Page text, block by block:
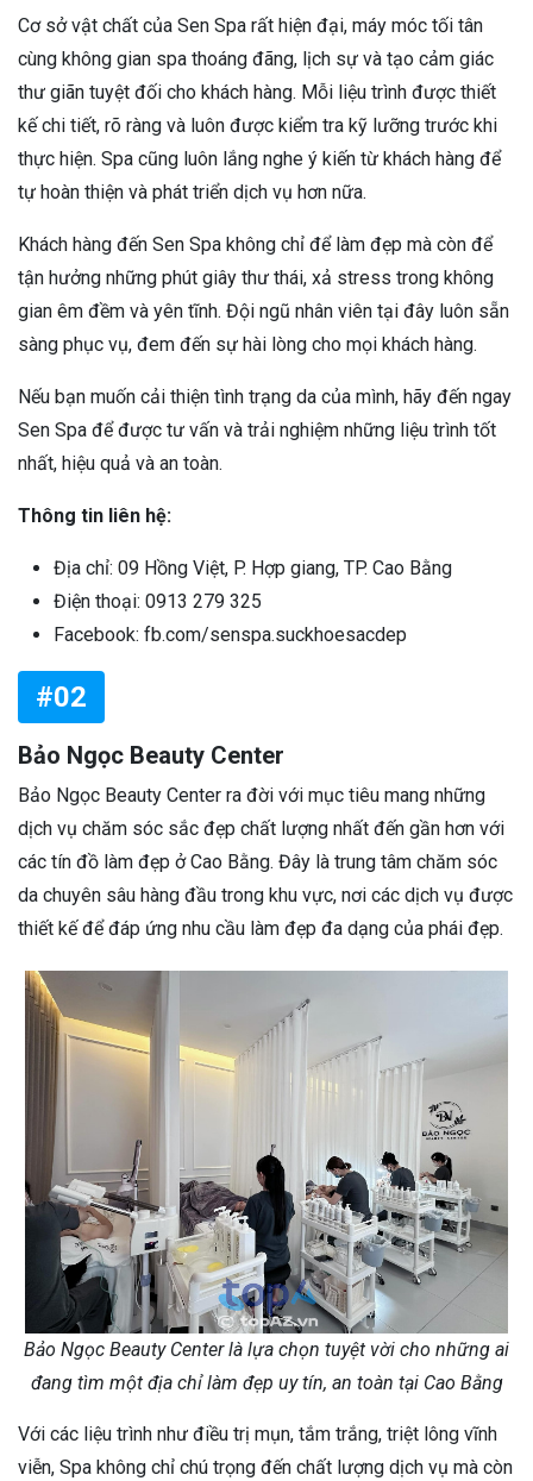
Cơ sở vật chất của Sen Spa rất hiện đại, máy móc tối tân
cùng không gian spa thoáng đãng, lịch sự và tạo cảm giác
thư giãn tuyệt đối cho khách hàng. Mỗi liệu trình được thiết
kế chi tiết, rõ ràng và luôn được kiểm tra kỹ lưỡng trước khi
thực hiện. Spa cũng luôn lắng nghe ý kiến từ khách hàng để
tự hoàn thiện và phát triển dịch vụ hơn nữa.
Khách hàng đến Sen Spa không chỉ để làm đẹp mà còn để
tận hưởng những phút giây thư thái, xả stress trong không
gian êm đềm và yên tĩnh. Đội ngũ nhân viên tại đây luôn sẵn
sàng phục vụ, đem đến sự hài lòng cho mọi khách hàng.
Nếu bạn muốn cải thiện tình trạng da của mình, hãy đến ngay
Sen Spa để được tư vấn và trải nghiệm những liệu trình tốt
nhất, hiệu quả và an toàn.
Thông tin liên hệ:
Địa chỉ: 09 Hồng Việt, P. Hợp giang, TP. Cao Bằng
Điện thoại: 0913 279 325
Facebook: fb.com/senspa.suckhoesacdep
#02
Bảo Ngọc Beauty Center
Bảo Ngọc Beauty Center ra đời với mục tiêu mang những
dịch vụ chăm sóc sắc đẹp chất lượng nhất đến gần hơn với
các tín đồ làm đẹp ở Cao Bằng. Đây là trung tâm chăm sóc
da chuyên sâu hàng đầu trong khu vực, nơi các dịch vụ được
thiết kế để đáp ứng nhu cầu làm đẹp đa dạng của phái đẹp.
Bảo Ngọc Beauty Center là lựa chọn tuyệt vời cho những ai
đang tìm một địa chỉ làm đẹp uy tín, an toàn tại Cao Bằng
Với các liệu trình như điều trị mụn, tắm trắng, triệt lông vĩnh
viễn, Spa không chỉ chú trọng đến chất lượng dịch vụ mà còn